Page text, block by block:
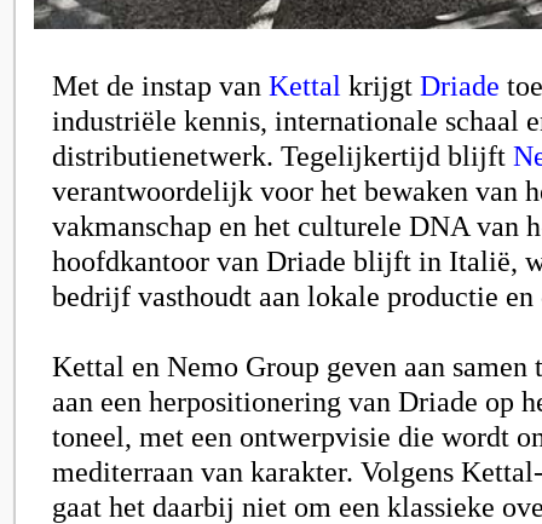
Met de instap van Kettal krijgt Driade
industriële kennis, internationale schaal
distributienetwerk. Tegelijkertijd blijft
verantwoordelijk voor het bewaken van
vakmanschap en het culturele DNA van
hoofdkantoor van Driade blijft in Italië,
bedrijf vasthoudt aan lokale productie
Kettal en Nemo Group geven aan
aan een herpositionering van Driade op
toneel, met een ontwerpvisie die wordt
mediterraan van karakter. Volgens
gaat het daarbij niet om een klassieke